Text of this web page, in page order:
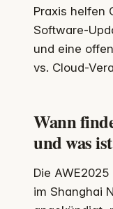
Praxis helfen
Software-
und eine
vs. Cloud-
Wann
und was
Die
im Shanghai